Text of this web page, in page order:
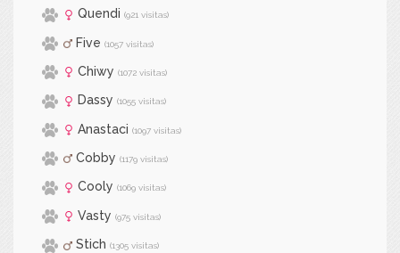
Quendi (921 visitas)
Five (1057 visitas)
Chiwy (1072 visitas)
Dassy (1055 visitas)
Anastaci (1097 visitas)
Cobby (1179 visitas)
Cooly (1069 visitas)
Vasty (975 visitas)
Stich (1305 visitas)